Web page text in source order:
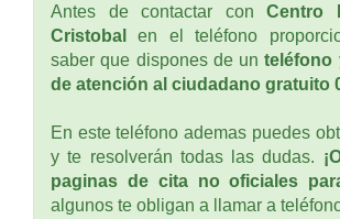
Antes de contactar con Centro
Cristobal
en el teléfono
saber que dispones de unteléfono
de atención al ciudadano gratuito
En este teléfono ademas puedes
y te resolverán todas las dudas.
paginas de cita no oficiales
algunos te obligan a llamar a